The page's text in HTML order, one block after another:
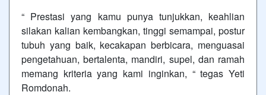
“ Prestasi yang kamu punya tunjukkan, keahlian
silakan kalian kembangkan, tinggi semampai, postur
tubuh yang baik, kecakapan berbicara, menguasai
pengetahuan, bertalenta, mandiri, supel, dan ramah
memang kriteria yang kami inginkan, “ tegas Yeti
Romdonah.